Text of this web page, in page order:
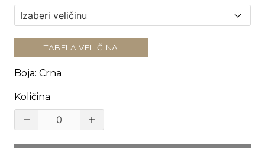
TABELA VELIČINA
Boja: Crna
Količina